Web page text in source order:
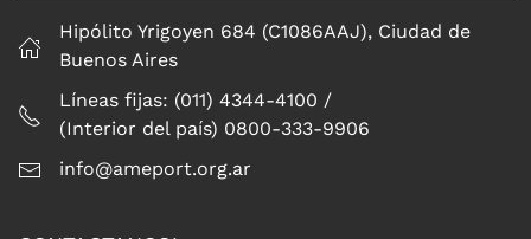
Hipólito Yrigoyen 684 (C1086AAJ), Ciudad de
Buenos Aires
Líneas fijas: (011) 4344-4100 /
(Interior del país) 0800-333-9906
info@ameport.org.ar